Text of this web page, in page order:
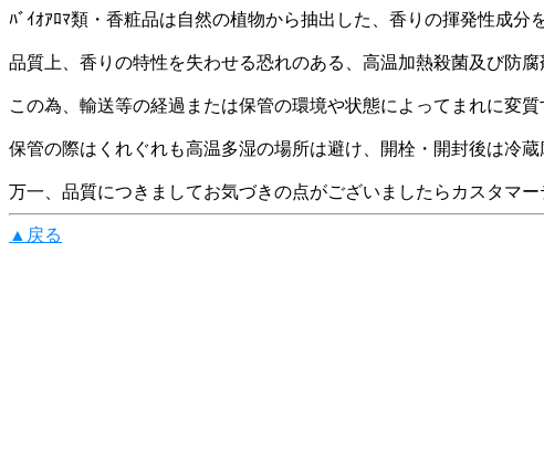
ﾊﾞｲｵｱﾛﾏ類・香粧品は自然の植物から抽出した、香りの揮発性成分
品質上、香りの特性を失わせる恐れのある、高温加熱殺菌及び防腐
この為、輸送等の経過または保管の環境や状態によってまれに変質
保管の際はくれぐれも高温多湿の場所は避け、開栓・開封後は冷蔵
万一、品質につきましてお気づきの点がございましたらカスタマー
▲戻る